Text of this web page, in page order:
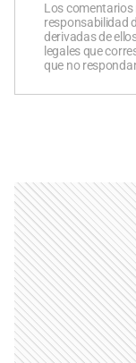
Los comentarios
responsabilidad
derivadas de
legales que
que no